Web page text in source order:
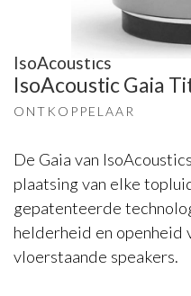
IsoAcoustics
IsoAcoustic Gaia
ONTKOPPELAAR
De Gaia van
plaatsing van elke
gepatenteerde
helderheid en openheid
vloerstaande speakers.